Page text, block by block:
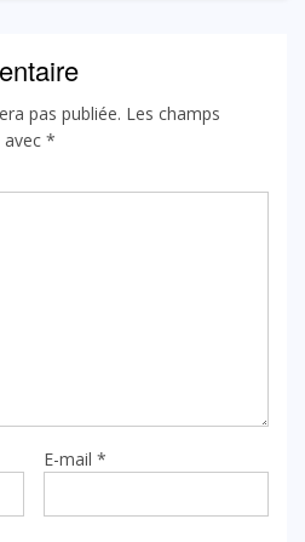
pas publiée. Les champs
*
E-mail *